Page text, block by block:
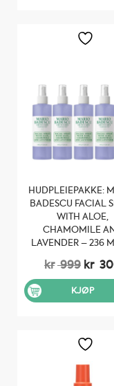
HUDPLEIEPAKKE:
BADESCU FACIAL
WITH ALOE,
CHAMOMILE
LAVENDER – 236
kr999
pris
var:
kr 999.
kr
KJØP